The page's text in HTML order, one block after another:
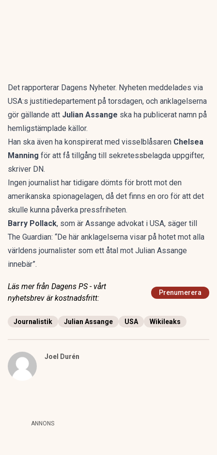
Det rapporterar Dagens Nyheter. Nyheten meddelades via
USA:s justitiedepartement på torsdagen, och anklagelserna
gör gällande att Julian Assange ska ha publicerat namn på
hemligstämplade källor.
Han ska även ha konspirerat med visselblåsaren Chelsea
Manning för att få tillgång till sekretessbelagda uppgifter,
skriver DN.
Ingen journalist har tidigare dömts för brott mot den
amerikanska spionagelagen, då det finns en oro för att det
skulle kunna påverka pressfriheten.
Barry Pollack, som är Assange advokat i USA, säger till
The Guardian: “De här anklagelserna visar på hotet mot alla
världens journalister som ett åtal mot Julian Assange
innebär”.
Läs mer från Dagens PS - vårt
nyhetsbrev är kostnadsfritt:
Prenumerera
Journalistik Julian Assange USA Wikileaks
Joel Durén
ANNONS